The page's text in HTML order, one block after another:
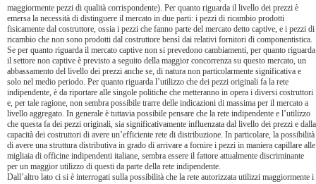
maggiormente pezzi di qualità corrispondente). Per quanto riguarda il livello dei prezzi è
emersa la necessità di distinguere il mercato in due parti: i pezzi di ricambio prodotti
fisicamente dal costruttore, ossia i pezzi che fanno parte del mercato detto captive, e i pezzi di
ricambio che non sono prodotti dal costruttore bensì dai relativi fornitori di componentistica.
Se per quanto riguarda il mercato captive non si prevedono cambiamenti, per quanto riguarda
il settore non captive è previsto a seguito della maggior concorrenza su questo mercato, un
abbassamento del livello dei prezzi anche se, di natura non particolarmente significativa e
solo nel medio periodo. Per quanto riguarda l’utilizzo che dei pezzi originali fa la rete
indipendente, è da riportare alle singole politiche che metteranno in opera i diversi costruttori
e, per tale ragione, non sembra possibile trarre delle indicazioni di massima per il mercato a
livello aggregato. In generale è tuttavia possibile pensare che la rete indipendente e l’utilizzo
che questa fa dei pezzi originali, sia significativamente influenzata dal livello dei prezzi e dalla
capacità dei costruttori di avere un’efficiente rete di distribuzione. In particolare, la possibilità
di avere una struttura distributiva in grado di arrivare a fornire i pezzi in maniera capillare alle
migliaia di officine indipendenti italiane, sembra essere il fattore attualmente discriminante
per un maggior utilizzo di questi da parte della rete indipendente.
Dall’altro lato ci si è interrogati sulla possibilità che la rete autorizzata utilizzi maggiormente i